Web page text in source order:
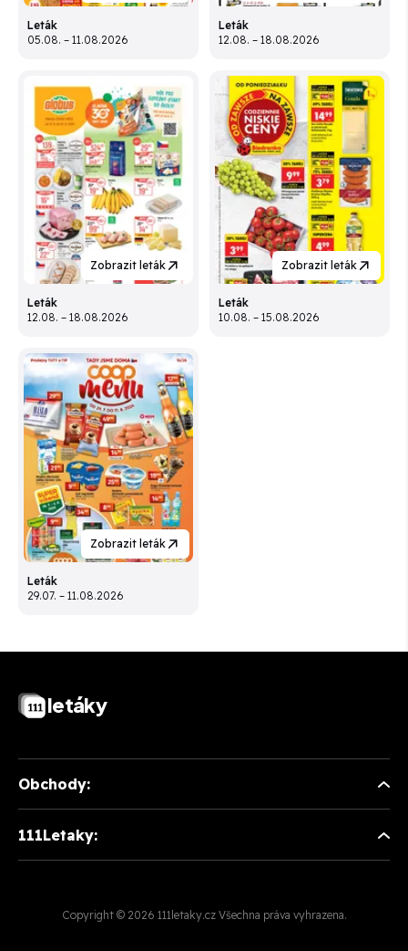
Leták
05.08. – 11.08.2026
Leták
12.08. – 18.08.2026
Zobrazit leták
Leták
12.08. – 18.08.2026
Zobrazit leták
Leták
10.08. – 15.08.2026
Zobrazit leták
Leták
29.07. – 11.08.2026
letáky
Obchody:
111Letaky:
Copyright © 2026 111letaky.cz Všechna práva vyhrazena.